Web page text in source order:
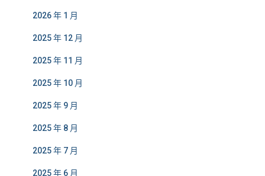
2026 年 1 月
2025 年 12 月
2025 年 11 月
2025 年 10 月
2025 年 9 月
2025 年 8 月
2025 年 7 月
2025 年 6 月